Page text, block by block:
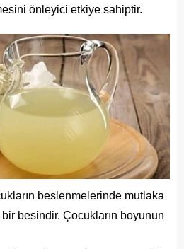
önleyici etkiye sahiptir.
beslenmelerinde mutlaka
besindir. Çocukların boyunun